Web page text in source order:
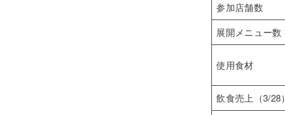
参加店舗数
展開メニュー数
使用食材
飲食売上（3/28）